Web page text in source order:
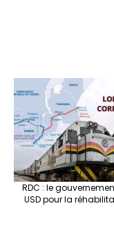
RDC : le
USD pour la